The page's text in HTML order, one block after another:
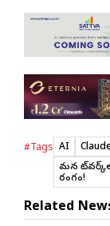
#Tags AI
మన
రంగం!
Related